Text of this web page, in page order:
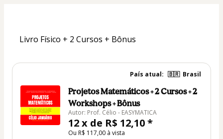
Livro Físico + 2 Cursos + Bônus
País atual: 🇧🇷 Brasil
Projetos Matemáticos + 2 Cursos + 2
Workshops + Bônus
Autor: Prof. Célio - EASYMATICA
12 x de R$ 12,10 *
Ou R$ 117,00 à vista